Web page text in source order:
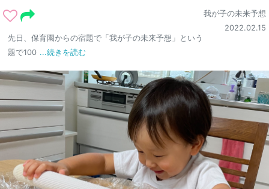
我が子の未来予想
2022.02.15
先日、保育園からの宿題で「我が子の未来予想」という
題で100 ...続きを読む